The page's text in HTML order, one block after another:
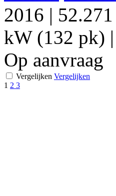
2016 |
kW (132 pk) |
Op aanvraag
Vergelijken Vergelijken
1 2 3